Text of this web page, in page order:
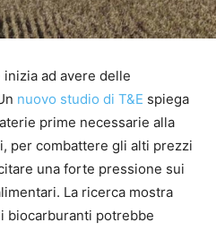
ad avere delle
nuovo studio di T&E spiega
prime necessarie alla
per combattere gli alti prezzi
una forte pressione sui
La ricerca mostra
biocarburanti potrebbe